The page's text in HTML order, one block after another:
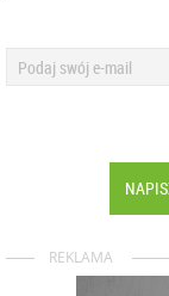
REKLAMA